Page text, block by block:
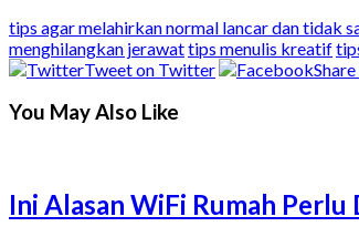
tips agar melahirkan normal lancar dan tidak
menghilangkan jerawattips menulis kreatif
Tweet on Twitter
You May Also Like
Ini Alasan WiFi Rumah Perlu